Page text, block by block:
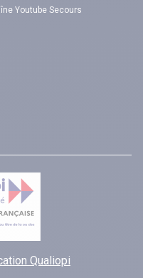
Youtube Secours
Qualiopi